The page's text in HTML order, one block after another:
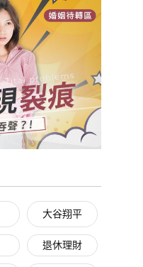
大谷翔平
退休理財